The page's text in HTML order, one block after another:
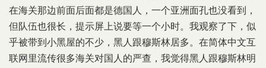
在海关那边前面后面都是德国人，一个亚洲面孔也没看到，
但队伍也很长，提示屏上说要等一个小时。我观察了下，似
乎被带到小黑屋的不少，黑人跟穆斯林居多。在简体中文互
联网里流传很多海关对国人的严查，我觉得黑人跟穆斯林明